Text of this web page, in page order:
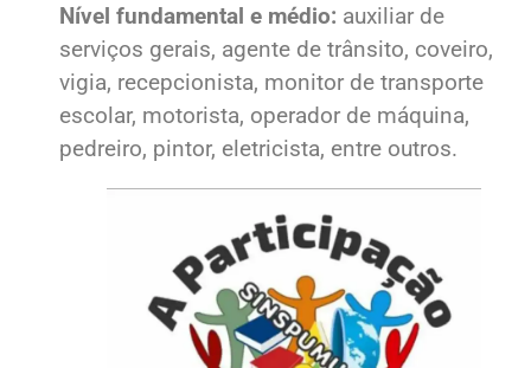
Nível fundamental e médio: auxiliar de
serviços gerais, agente de trânsito, coveiro,
vigia, recepcionista, monitor de transporte
escolar, motorista, operador de máquina,
pedreiro, pintor, eletricista, entre outros.